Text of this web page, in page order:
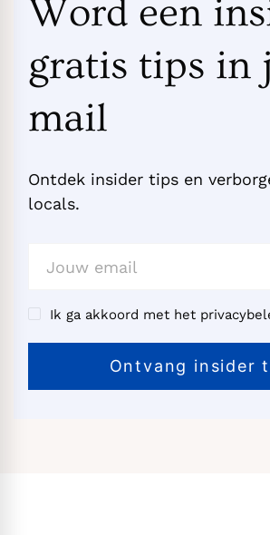
Word een
gratis tips in
mail
Ontdek insider tips en
locals.
Ik ga akkoord met het